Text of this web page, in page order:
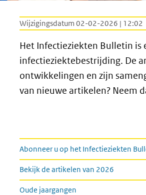
Wijzigingsdatum 02-02-2026 | 12:02
Het Infectieziekten Bulletin is
infectieziektebestrijding. De
ontwikkelingen en zijn
van nieuwe artikelen? Neem
Links
Abonneer u op het Infectieziekten
Bekijk de artikelen van 2026
Oude jaargangen